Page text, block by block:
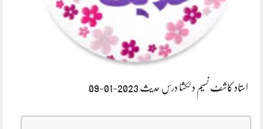
استاد کاشف نسیم دلکشا درس حدیث 2023-01-09